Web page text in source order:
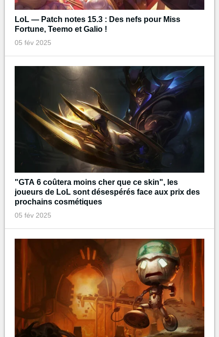
LoL — Patch notes 15.3 : Des nefs pour Miss
Fortune, Teemo et Galio !
05 fév 2025
"GTA 6 coûtera moins cher que ce skin", les
joueurs de LoL sont désespérés face aux prix des
prochains cosmétiques
05 fév 2025